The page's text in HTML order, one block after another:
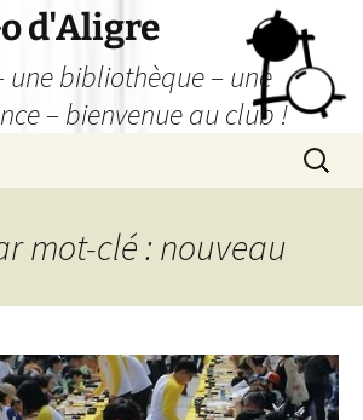
d'Aligre
une bibliothèque – une
– bienvenue au club !
mot-clé : nouveau